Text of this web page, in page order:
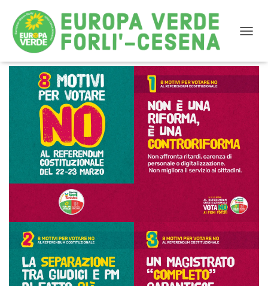
8 Motivi per Votare NO al Referendum Costituzionale
del 22 e 23 Marzo